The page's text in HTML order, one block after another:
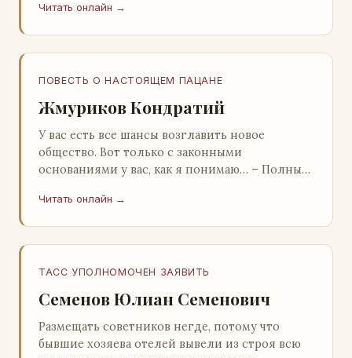
среди…
Читать онлайн →
ПОВЕСТЬ О НАСТОЯЩЕМ ПАЦАНЕ
Жмуриков Кондратий
У вас есть все шансы возглавить новое
общество. Вот только с законными
основаниями у вас, как я понимаю… – Полный
Натанович. – Что ж, …
Читать онлайн →
ТАСС УПОЛНОМОЧЕН ЗАЯВИТЬ
Семенов Юлиан Семенович
Размещать советников негде, потому что
бывшие хозяева отелей вывели из строя всю